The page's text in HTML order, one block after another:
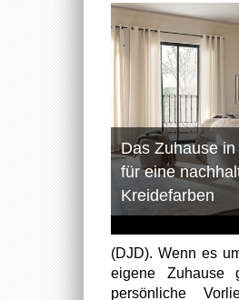
Das Zuhause
für eine
Kreidefarben
(DJD). Wenn es
eigene Zuhause
persönliche